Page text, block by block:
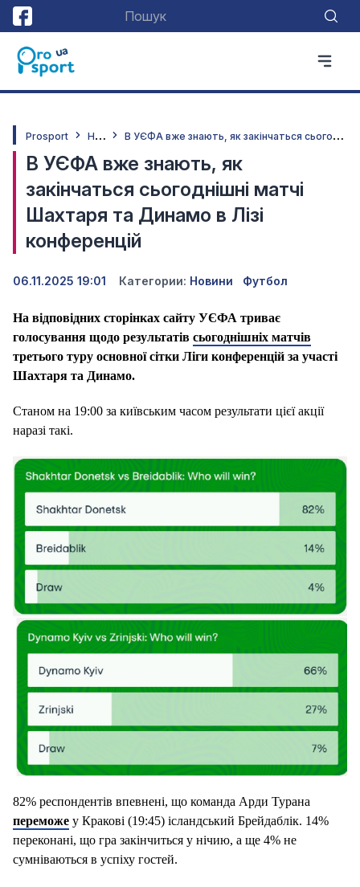
Prosport Н
овини В
УЄФА вже знають, як закінчаться сьогоднішні матчі Шахтаря та Динамо в Лізі конференцій
В УЄФА вже знають, як
закінчаться сьогоднішні матчі
Шахтаря та Динамо в Лізі
конференцій
06.11.2025 19:01 Категории: Новини Футбол
На відповідних сторінках сайту УЄФА триває
голосування щодо результатів сьогоднішніх матчів
третього туру основної сітки Ліги конференцій за участі
Шахтаря та Динамо.
Станом на 19:00 за київським часом результати цієї акції
наразі такі.
82% респондентів впевнені, що команда Арди Турана
переможе у Кракові (19:45) ісландський Брейдаблік. 14%
переконані, що гра закінчиться у нічию, а ще 4% не
сумніваються в успіху гостей.